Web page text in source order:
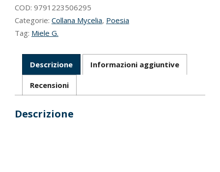
COD: 9791223506295
Categorie: Collana Mycelia, Poesia
Tag: Miele G.
Descrizione Informazioni aggiuntive
Recensioni
Descrizione